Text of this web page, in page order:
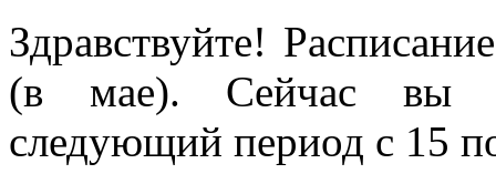
Здравствуйте!
(в мае). Сейчас вы
следующий период с 15